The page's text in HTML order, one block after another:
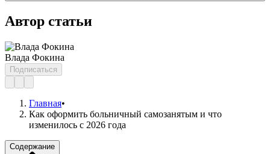
Автор статьи
Влада Фокина
Подписаться
Главная•
Как оформить больничный самозанятым и что
изменилось с 2026 года
Содержание